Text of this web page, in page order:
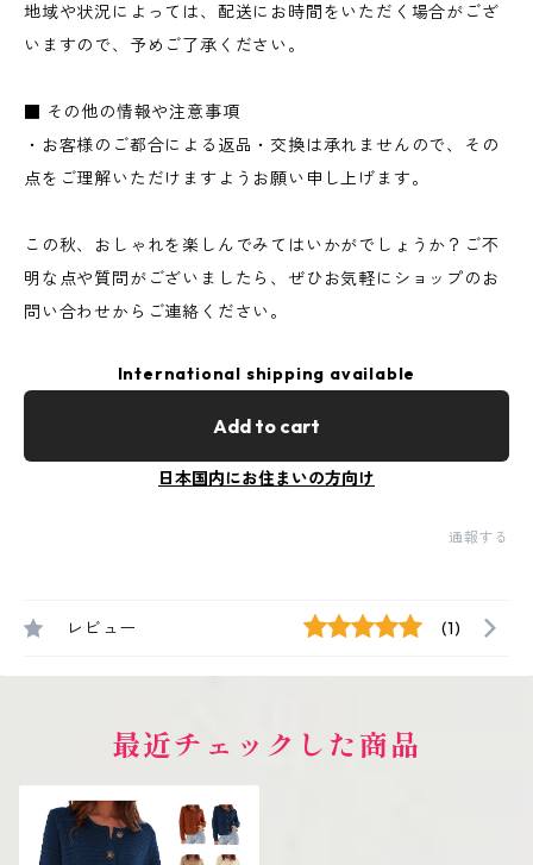
地域や状況によっては、配送にお時間をいただく場合がござ
いますので、予めご了承ください。
■ その他の情報や注意事項
・お客様のご都合による返品・交換は承れませんので、その
点をご理解いただけますようお願い申し上げます。
この秋、おしゃれを楽しんでみてはいかがでしょうか？ご不
明な点や質問がございましたら、ぜひお気軽にショップのお
問い合わせからご連絡ください。
International shipping available
Add to cart
日本国内にお住まいの方向け
通報する
レビュー (1)
最近チェックした商品